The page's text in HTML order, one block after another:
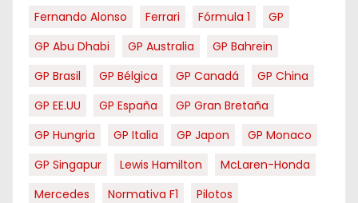
Fernando Alonso Ferrari Fórmula 1
GP
GP Abu Dhabi
GP Australia
GP Bahrein
GP Brasil
GP Bélgica GP Canadá
GP China
GP EE.UU
GP España
GP Gran Bretaña
GP Hungria
GP Italia GP Japon
GP Monaco
GP Singapur
Lewis Hamilton
McLaren-Honda
Mercedes
Normativa F1
Pilotos